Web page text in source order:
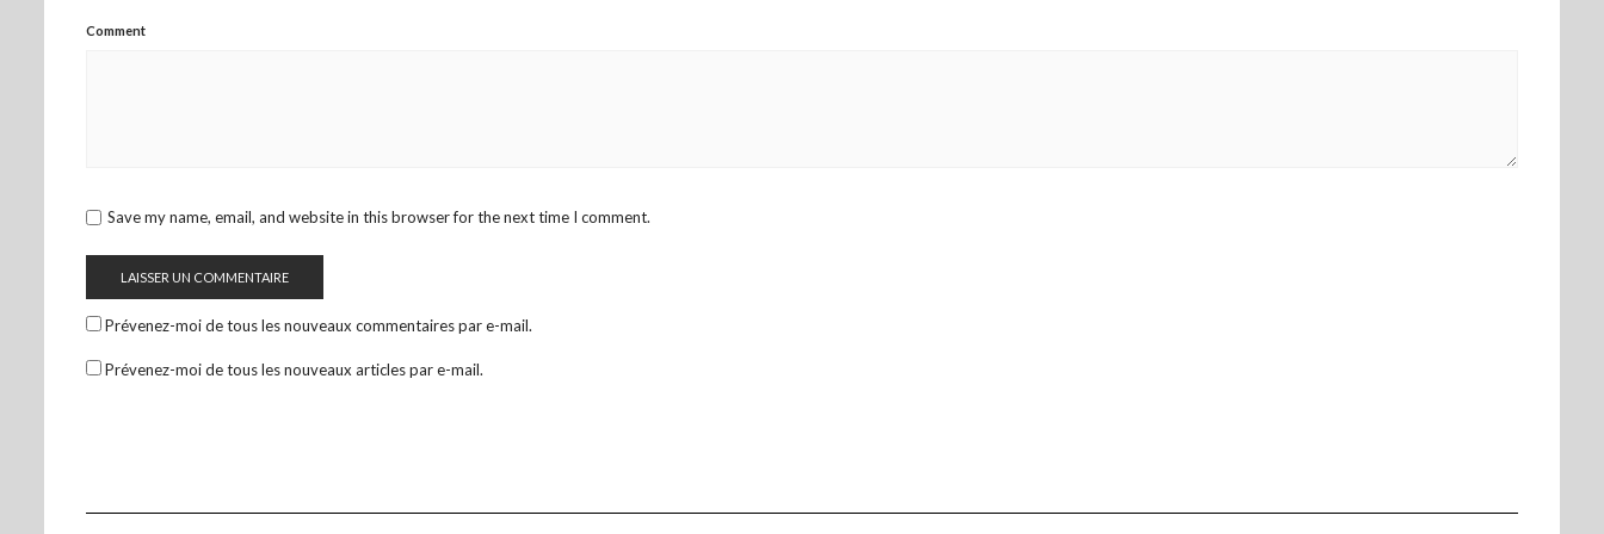
Comment
Save my name, email, and website in this browser for the next time I comment.
Prévenez-moi de tous les nouveaux commentaires par e-mail.
Prévenez-moi de tous les nouveaux articles par e-mail.